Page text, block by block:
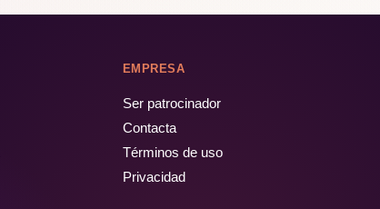
EMPRESA
Ser patrocinador
Contacta
Términos de uso
Privacidad